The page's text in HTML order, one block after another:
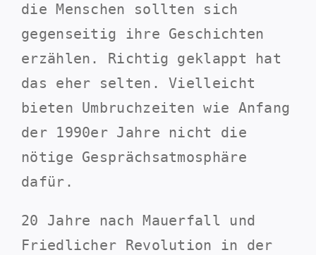
die Menschen sollten sich
gegenseitig ihre Geschichten
erzählen. Richtig geklappt hat
das eher selten. Vielleicht
bieten Umbruchzeiten wie Anfang
der 1990er Jahre nicht die
nötige Gesprächsatmosphäre
dafür.
20 Jahre nach Mauerfall und
Friedlicher Revolution in der